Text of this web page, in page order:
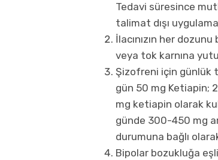
Tedavi süresince
talimat dışı
İlacınızın her
veya tok karnına
Şizofreni için günlük
gün 50 mg Ketiapin;
mg ketiapin olarak
günde 300-450 mg
durumuna bağlı
Bipolar bozukluğa